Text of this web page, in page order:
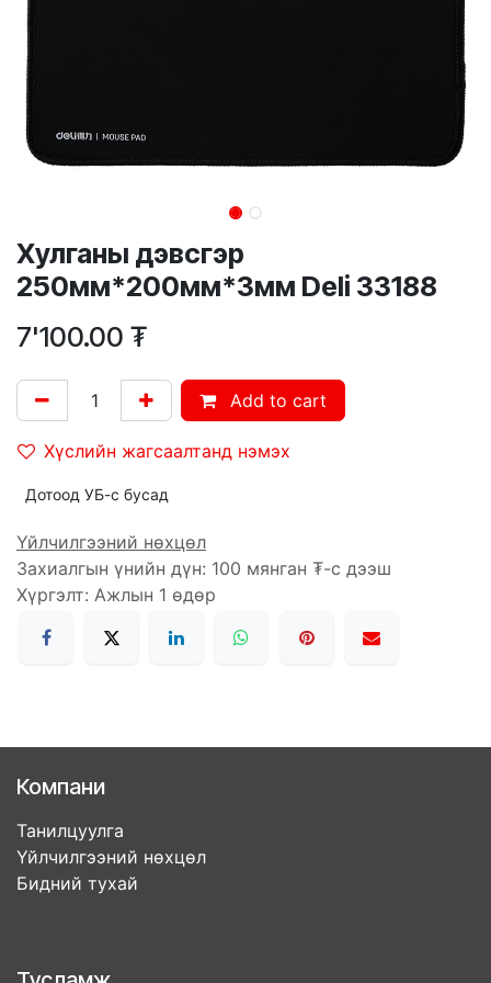
Хулганы дэвсгэр
250мм*200мм*3мм Deli 33188
7'100.00 ₮
Add to cart
Хүслийн жагсаалтанд нэмэх
Дотоод УБ-с бусад
Үйлчилгээний нөхцөл
Захиалгын үнийн дүн: 100 мянган ₮-с дээш
Хүргэлт: Ажлын 1 өдөр
Компани
Танилцуулга
Үйлчилгээний нөхцөл
Бидний тухай